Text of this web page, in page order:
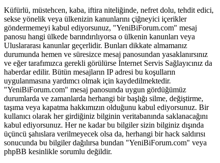
Küfürlü, müstehcen, kaba, iftira niteliğinde, nefret dolu, tehdit edici,
sekse yönelik veya ülkenizin kanunlarını çiğneyici içerikler
göndermemeyi kabul ediyorsunuz, "YeniBiForum.com" mesaj
panosu hangi ülkede barındırılıyorsa o ülkenin kanunları veya
Uluslararası kanunlar geçerlidir. Bunları dikkate almamanız
durumunda hemen ve süresizce mesaj panosundan yasaklanırsınız
ve eğer tarafımızca gerekli görülürse İnternet Servis Sağlayıcınız da
haberdar edilir. Bütün mesajların IP adresi bu koşulların
uygulanmasına yardımcı olmak için kaydedilmektedir.
"YeniBiForum.com" mesaj panosunda uygun gördüğümüz
durumlarda ve zamanlarda herhangi bir başlığı silme, değiştirme,
taşıma veya kapatma hakkımızın olduğunu kabul ediyorsunuz. Bir
kullanıcı olarak her girdiğiniz bilginin veritabanında saklanacağını
kabul ediyorsunuz. Her ne kadar bu bilgiler sizin bilginiz dışında
üçüncü şahıslara verilmeyecek olsa da, herhangi bir hack saldırısı
sonucunda bu bilgiler dağılırsa bundan "YeniBiForum.com" veya
phpBB kesinlikle sorumlu değildir.